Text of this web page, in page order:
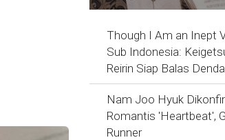
Though I Am an Inept
Sub Indonesia:
Reirin Siap Balas
Nam Joo Hyuk
Romantis 'Heartbeat',
Runner